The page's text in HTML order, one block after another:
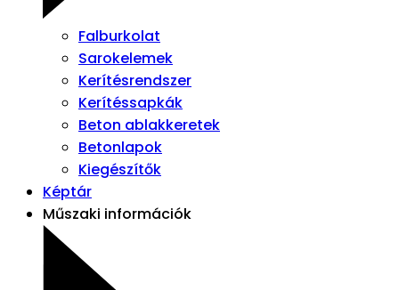
Falburkolat
Sarokelemek
Kerítésrendszer
Kerítéssapkák
Beton ablakkeretek
Betonlapok
Kiegészítők
Képtár
Műszaki információk